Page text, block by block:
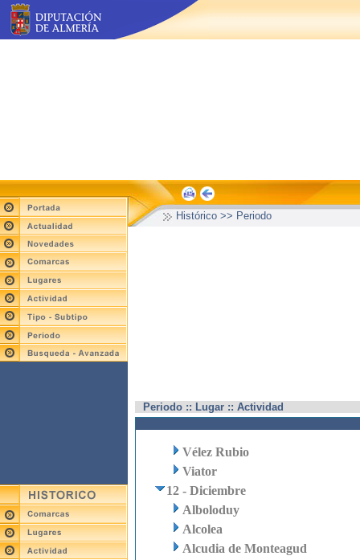
Histórico >> Periodo
Periodo :: Lugar :: Actividad
Vélez Rubio
Viator
12 - Diciembre
Alboloduy
Alcolea
Alcudia de Monteagud